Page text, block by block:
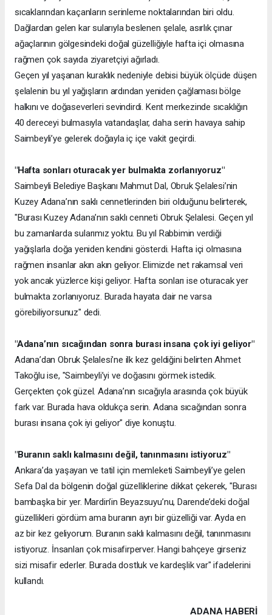
sıcaklarından kaçanların serinleme noktalarından biri oldu.
Dağlardan gelen kar sularıyla beslenen şelale, asırlık çınar
ağaçlarının gölgesindeki doğal güzelliğiyle hafta içi olmasına
rağmen çok sayıda ziyaretçiyi ağırladı.
Geçen yıl yaşanan kuraklık nedeniyle debisi büyük ölçüde düşen
şelalenin bu yıl yağışların ardından yeniden çağlaması bölge
halkını ve doğaseverleri sevindirdi. Kent merkezinde sıcaklığın
40 dereceyi bulmasıyla vatandaşlar, daha serin havaya sahip
Saimbeyli’ye gelerek doğayla iç içe vakit geçirdi.
"Hafta sonları oturacak yer bulmakta zorlanıyoruz"
Saimbeyli Belediye Başkanı Mahmut Dal, Obruk Şelalesi’nin
Kuzey Adana’nın saklı cennetlerinden biri olduğunu belirterek,
"Burası Kuzey Adana’nın saklı cenneti Obruk Şelalesi. Geçen yıl
bu zamanlarda sularımız yoktu. Bu yıl Rabbimin verdiği
yağışlarla doğa yeniden kendini gösterdi. Hafta içi olmasına
rağmen insanlar akın akın geliyor. Elimizde net rakamsal veri
yok ancak yüzlerce kişi geliyor. Hafta sonları ise oturacak yer
bulmakta zorlanıyoruz. Burada hayata dair ne varsa
görebiliyorsunuz" dedi.
"Adana’nın sıcağından sonra burası insana çok iyi geliyor"
Adana’dan Obruk Şelalesi’ne ilk kez geldiğini belirten Ahmet
Takoğlu ise, "Saimbeyli’yi ve doğasını görmek istedik.
Gerçekten çok güzel. Adana’nın sıcağıyla arasında çok büyük
fark var. Burada hava oldukça serin. Adana sıcağından sonra
burası insana çok iyi geliyor" diye konuştu.
"Buranın saklı kalmasını değil, tanınmasını istiyoruz"
Ankara’da yaşayan ve tatil için memleketi Saimbeyli’ye gelen
Sefa Dal da bölgenin doğal güzelliklerine dikkat çekerek, "Burası
bambaşka bir yer. Mardin’in Beyazsuyu’nu, Darende’deki doğal
güzellikleri gördüm ama buranın ayrı bir güzelliği var. Ayda en
az bir kez geliyorum. Buranın saklı kalmasını değil, tanınmasını
istiyoruz. İnsanları çok misafirperver. Hangi bahçeye girseniz
sizi misafir ederler. Burada dostluk ve kardeşlik var" ifadelerini
kullandı.
ADANA HABERİ